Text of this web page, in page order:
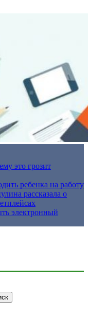
это грозит
ребенка на работу
рассказала о
электронный